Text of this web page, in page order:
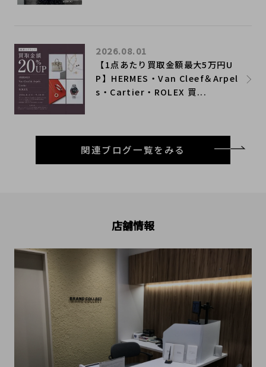
【1点あたり買取金額最大5万円U
P】HERMES・Van Cleef＆Arpel
s・Cartier・ROLEX 買...
2026.08.01
関連ブログ一覧をみる
店舗情報